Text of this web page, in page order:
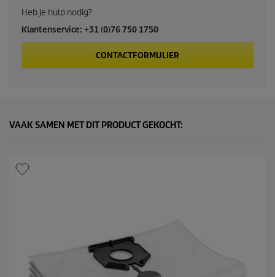
c
t
p
i
e
Heb je hulp nodig?
Klantenservice: +31 (0)76 750 1750
CONTACTFORMULIER
VAAK SAMEN MET DIT PRODUCT GEKOCHT: